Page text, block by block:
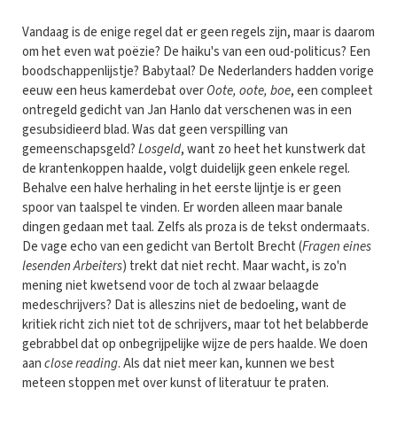
Vandaag is de enige regel dat er geen regels zijn, maar is daarom
om het even wat poëzie? De haiku's van een oud-politicus? Een
boodschappenlijstje? Babytaal? De Nederlanders hadden vorige
eeuw een heus kamerdebat overOote, oote, boe, een compleet
ontregeld gedicht van Jan Hanlo dat verschenen was in een
gesubsidieerd blad. Was dat geen verspilling van
gemeenschapsgeld?Losgeld, want zo heet het kunstwerk dat
de krantenkoppen haalde, volgt duidelijk geen enkele regel.
Behalve een halve herhaling in het eerste lijntje is er geen
spoor van taalspel te vinden. Er worden alleen maar banale
dingen gedaan met taal. Zelfs als proza is de tekst ondermaats.
De vage echo van een gedicht van Bertolt Brecht (Fragen eines
lesenden Arbeiters) trekt dat niet recht. Maar wacht, is zo'n
mening niet kwetsend voor de toch al zwaar belaagde
medeschrijvers? Dat is alleszins niet de bedoeling, want de
kritiek richt zich niet tot de schrijvers, maar tot het belabberde
gebrabbel dat op onbegrijpelijke wijze de pers haalde. We doen
aanclose reading. Als dat niet meer kan, kunnen we best
meteen stoppen met over kunst of literatuur te praten.